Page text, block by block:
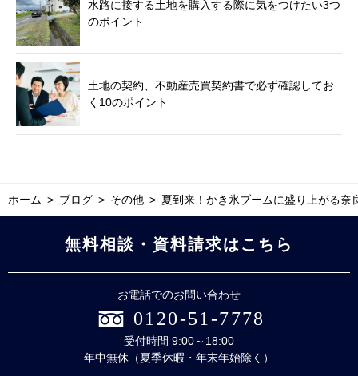
水路に接する土地を購入する際に気をつけたい3つ
のポイント
土地の契約、不動産売買契約書で必ず確認してお
く10のポイント
ホーム ブログ その他 夏到来！かき氷ブームに盛り上がる奈
無料相談・資料請求はこちら
お電話でのお問い合わせ
0120-51-7778
受付時間 9:00～18:00
年中無休（夏季休暇・年末年始除く）